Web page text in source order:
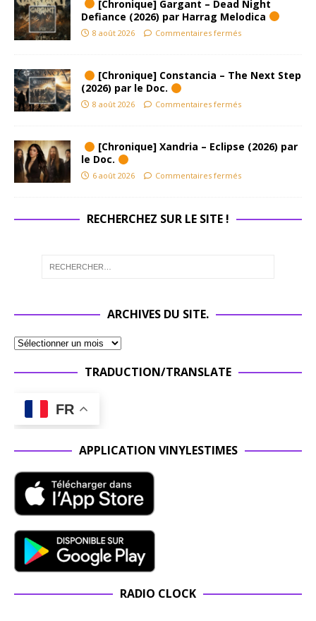
[Chronique] Gargant – Dead Night
Defiance (2026) par Harrag Melodica
8 août 2026 Commentaires fermés
[Chronique] Constancia – The Next Step
(2026) par le Doc.
8 août 2026 Commentaires fermés
[Chronique] Xandria – Eclipse (2026) par
le Doc.
6 août 2026 Commentaires fermés
RECHERCHEZ SUR LE SITE !
ARCHIVES DU SITE.
TRADUCTION/TRANSLATE
FR
APPLICATION VINYLESTIMES
RADIO CLOCK